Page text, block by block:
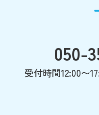
050-
受付時間12:00〜